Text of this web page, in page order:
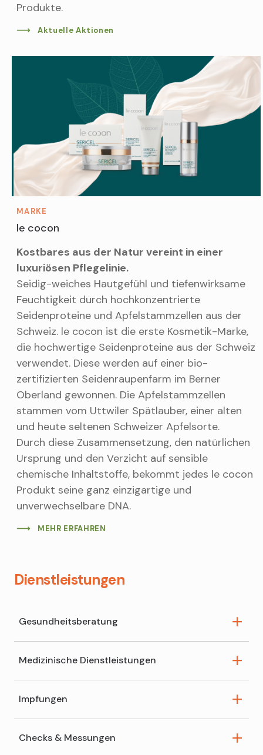
Produkte.
Aktuelle Aktionen
MARKE
le cocon
Kostbares aus der Natur vereint in einer
luxuriösen Pflegelinie.
Seidig-weiches Hautgefühl und tiefenwirksame
Feuchtigkeit durch hochkonzentrierte
Seidenproteine und Apfelstammzellen aus der
Schweiz. le cocon ist die erste Kosmetik-Marke,
die hochwertige Seidenproteine aus der Schweiz
verwendet. Diese werden auf einer bio-
zertifizierten Seidenraupenfarm im Berner
Oberland gewonnen. Die Apfelstammzellen
stammen vom Uttwiler Spätlauber, einer alten
und heute seltenen Schweizer Apfelsorte.
Durch diese Zusammensetzung, den natürlichen
Ursprung und den Verzicht auf sensible
chemische Inhaltstoffe, bekommt jedes le cocon
Produkt seine ganz einzigartige und
unverwechselbare DNA.
MEHR ERFAHREN
Dienstleistungen
Gesundheitsberatung
Schüsslersalz-Beratung
Spagyrik-Beratung
Medizinische Dienstleistungen
Kompressionsstrümpfe
Impfungen
Covid-19-Impfung
Checks & Messungen